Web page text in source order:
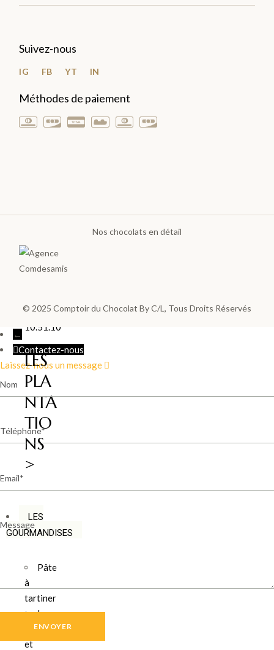
Blanc
Les
Plantations
LES
LA
LES
PLA
NTA
TIO
NS
>
LES
GOURMANDISES
Pâte
à
tartiner
Les
poches
et
Suivez-nous
IG FB YT IN
Méthodes de paiement
Nos chocolats en détail
© 2025 Comptoir du Chocolat By C/L , Tous Droits Réservés
←
Contactez-nous
Laissez-nous un message
Nom
Téléphone
Email
Message